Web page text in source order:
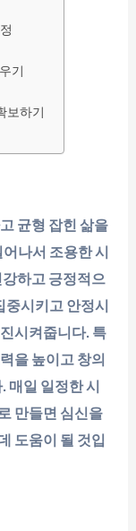
기
보하기
균형 잡힌 삶을
나서 조용한 시
하고 긍정적으
중시키고 안정시
시켜줍니다. 특
을 높이고 창의
매일 일정한 시
만들면 심신을
도움이 될 것입